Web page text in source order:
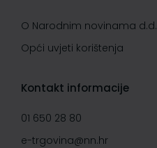
O Narodnim novinama d.d.
Opći uvjeti korištenja
Kontakt informacije
01 650 28 80
e-trgovina@nn.hr